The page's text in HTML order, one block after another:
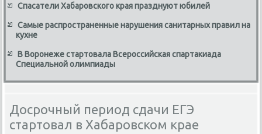
Спасатели Хабаровского края празднуют юбилей
Самые распространенные нарушения санитарных правил на
кухне
В Воронеже стартовала Всероссийская спартакиада
Специальной олимпиады
Досрочный период сдачи ЕГЭ
стартовал в Хабаровском крае